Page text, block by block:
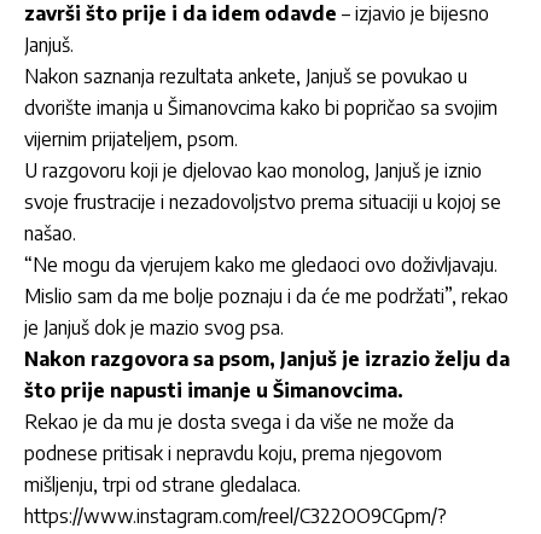
završi što prije i da idem odavde – izjavio je bijesno
Janjuš.
Nakon saznanja rezultata ankete, Janjuš se povukao u
dvorište imanja u Šimanovcima kako bi popričao sa svojim
vijernim prijateljem, psom.
U razgovoru koji je djelovao kao monolog, Janjuš je iznio
svoje frustracije i nezadovoljstvo prema situaciji u kojoj se
našao.
“Ne mogu da vjerujem kako me gledaoci ovo doživljavaju.
Mislio sam da me bolje poznaju i da će me podržati”, rekao
je Janjuš dok je mazio svog psa.
Nakon razgovora sa psom, Janjuš je izrazio želju da
što prije napusti imanje u Šimanovcima.
Rekao je da mu je dosta svega i da više ne može da
podnese pritisak i nepravdu koju, prema njegovom
mišljenju, trpi od strane gledalaca.
https://www.instagram.com/reel/C322OO9CGpm/?